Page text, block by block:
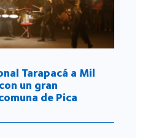
Tarapacá a Mil
un gran
de Pica